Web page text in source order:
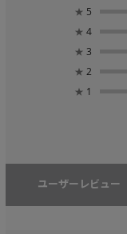
★ 5
★ 4
★ 3
★ 2
★ 1
ユーザーレビュー